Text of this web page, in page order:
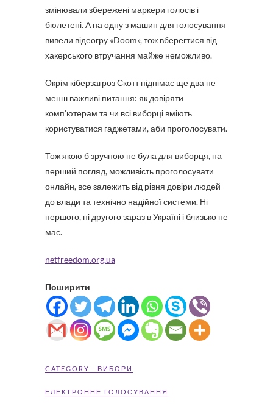
змінювали збережені маркери голосів і
бюлетені. А на одну з машин для голосування
вивели відеогру «Doom», тож вберегтися від
хакерського втручання майже неможливо.
Окрім кіберзагроз Скотт піднімає ще два не
менш важливі питання: як довіряти
комп’ютерам та чи всі виборці вміють
користуватися гаджетами, аби проголосувати.
Тож якою б зручною не була для виборця, на
перший погляд, можливість проголосувати
онлайн, все залежить від рівня довіри людей
до влади та технічно надійної системи. Ні
першого, ні другого зараз в Україні і близько не
має.
netfreedom.org.ua
Поширити
CATEGORY : ВИБОРИ
ЕЛЕКТРОННЕ ГОЛОСУВАННЯ